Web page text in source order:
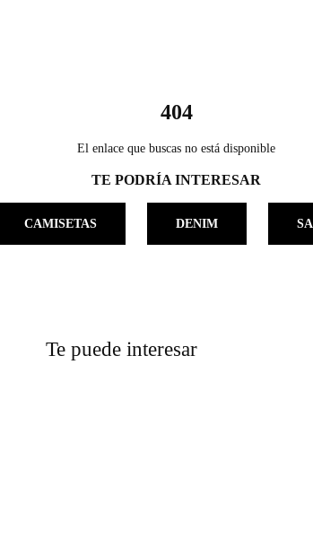
404
El enlace que buscas no está disponible
TE PODRÍA INTERESAR
CAMISETAS DENIM
Te puede interesar